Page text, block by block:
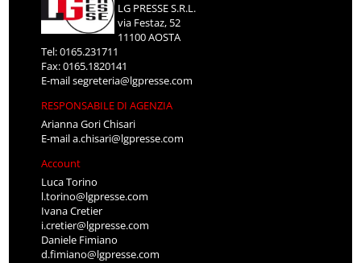
LG PRESSE S.R.L.
via Festaz, 52
11100 AOSTA
Tel: 0165.231711
Fax: 0165.1820141
E-mailsegreteria@lgpresse.com
RESPONSABILE DI AGENZIA
Arianna Gori Chisari
E-maila.chisari@lgpresse.com
Account
Luca Torino
l.torino@lgpresse.com
Ivana Cretier
i.cretier@lgpresse.com
Daniele Fimiano
d.fimiano@lgpresse.com